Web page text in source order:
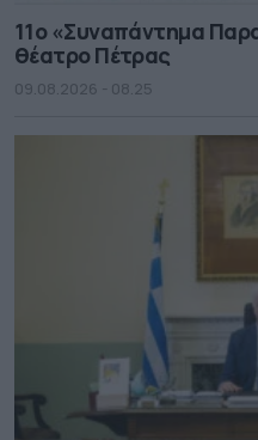
11ο «Συναπάντημα
θέατρο Πέτρας
09.08.2026 - 08.25